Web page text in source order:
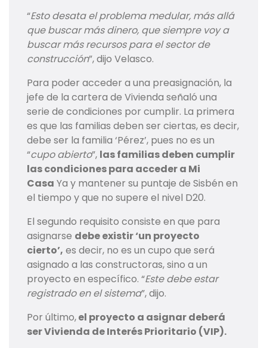
“Esto desata el problema medular, más allá
que buscar más dinero, que siempre voy a
buscar más recursos para el sector de
construcción”, dijo Velasco.
Para poder acceder a una preasignación, la
jefe de la cartera de Vivienda señaló una
serie de condiciones por cumplir. La primera
es que las familias deben ser ciertas, es decir,
debe ser la familia ‘Pérez’, pues no es un
“cupo abierto”, las familias deben cumplir
las condiciones para acceder a Mi
Casa Ya y mantener su puntaje de Sisbén en
el tiempo y que no supere el nivel D20.
El segundo requisito consiste en que para
asignarse debe existir ‘un proyecto
cierto’, es decir, no es un cupo que será
asignado a las constructoras, sino a un
proyecto en específico. “Este debe estar
registrado en el sistema”, dijo.
Por último,el proyecto a asignar deberá
ser Vivienda de Interés Prioritario (VIP).